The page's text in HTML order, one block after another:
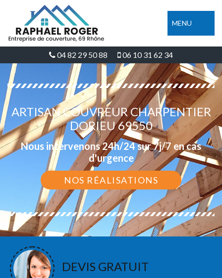
MENU
04 82 29 50 88 06 10 31 62 34
ARTISAN COUVREUR CHARPENTIER
DORIEU 69550
Nous intervenons 24h/24 sur 7j/7 en cas
d'urgence
NOS RÉALISATIONS
DEVIS GRATUIT